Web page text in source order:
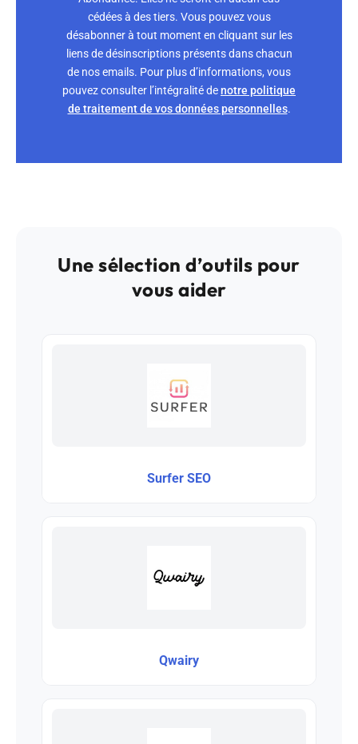
cédées à des tiers. Vous pouvez vous
désabonner à tout moment en cliquant sur les
liens de désinscriptions présents dans chacun
de nos emails. Pour plus d’informations, vous
pouvez consulter l’intégralité denotre politique
de traitement de vos données personnelles.
Une sélection d’outils pour
vous aider
Surfer SEO
Qwairy